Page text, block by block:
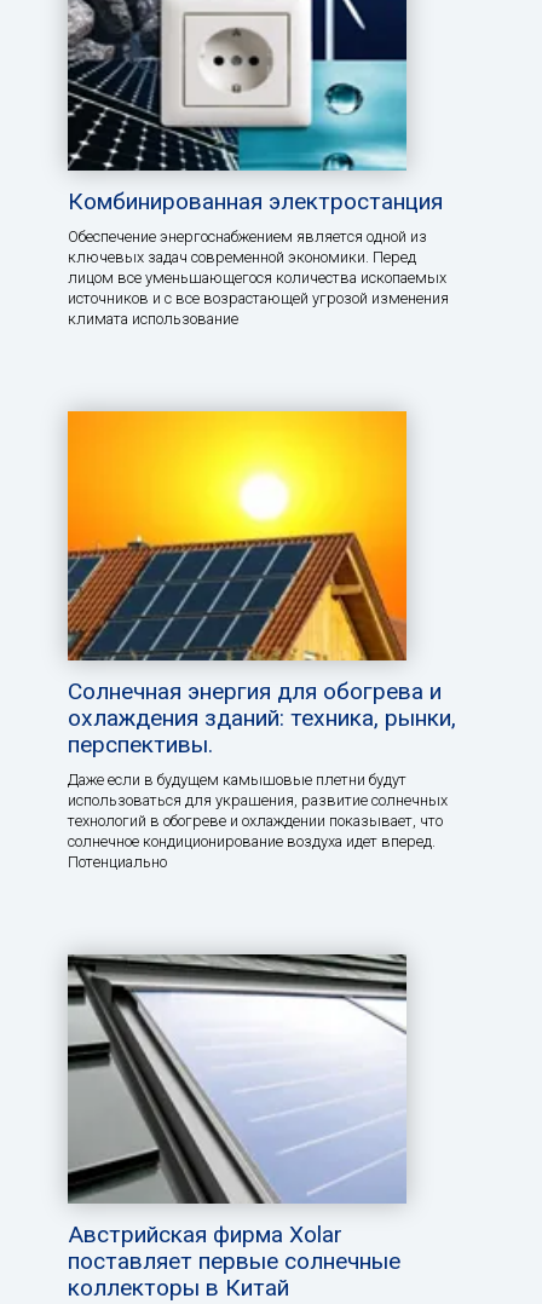
Комбинированная электростанция
Обеспечение энергоснабжением является одной из
ключевых задач современной экономики. Перед
лицом все уменьшающегося количества ископаемых
источников и с все возрастающей угрозой изменения
климата использование
Солнечная энергия для обогрева и
охлаждения зданий: техника, рынки,
перспективы.
Даже если в будущем камышовые плетни будут
использоваться для украшения, развитие солнечных
технологий в обогреве и охлаждении показывает, что
солнечное кондиционирование воздуха идет вперед.
Потенциально
Австрийская фирма Xolar
поставляет первые солнечные
коллекторы в Китай